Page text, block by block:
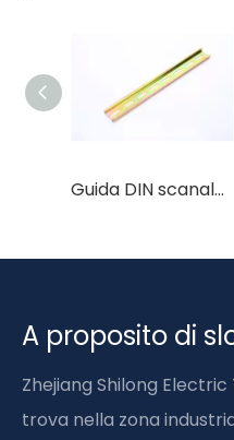
Guida DIN scanalata di tipo universale da 35 mm Guida normale per guida di tipo Solt nazionale
A proposito di
Zhejiang Shilong Electric
trova nella zona